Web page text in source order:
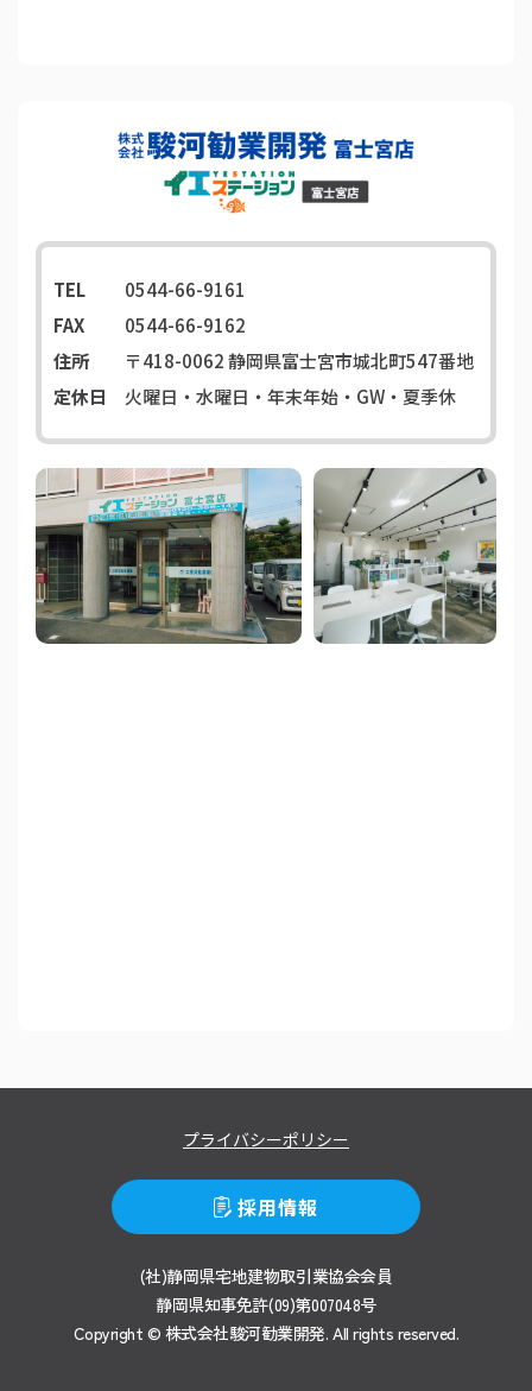
TEL
0544-66-9161
FAX
0544-66-9162
住所
〒418-0062静岡県富士宮市城北町547番地
定休日
火曜日・水曜日・年末年始・GW・夏季休
(社)静岡県宅地建物取引業協会会員
静岡県知事免許(09)第007048号
Copyright © 株式会社駿河勧業開発.All rights reserved.
プライバシーポリシー
採用情報